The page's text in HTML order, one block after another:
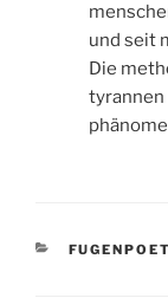
und seit
Die
tyrannen
FUGENPOET